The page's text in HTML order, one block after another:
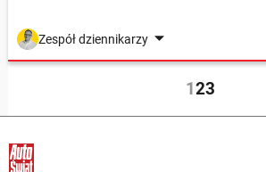
Zespół dziennikarzy
123